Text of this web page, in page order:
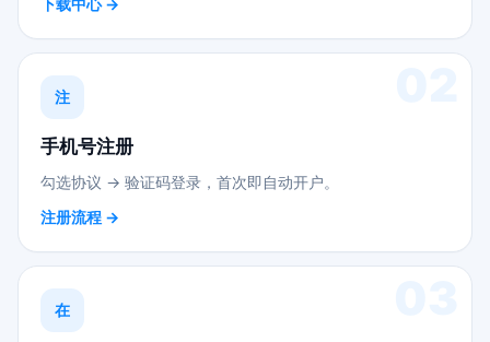
下载中心 →
注
手机号注册
勾选协议 → 验证码登录，首次即自动开户。
注册流程 →
在